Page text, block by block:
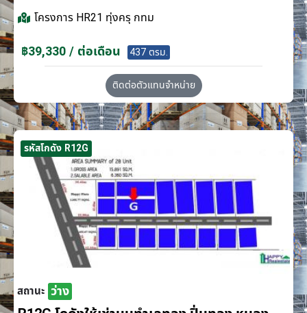
โครงการ HR21 ทุ่งครุ กทม
฿39,330 / ต่อเดือน 437 ตรม.
ติดต่อตัวแทนจำหน่าย
รหัสโกดัง R12G
สถานะ ว่าง